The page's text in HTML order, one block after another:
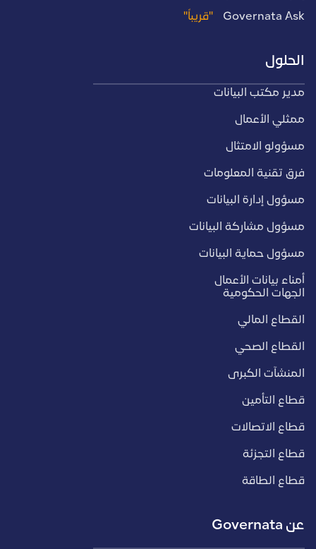
Governata Ask "قريباً"
الحلول
مدير مكتب البيانات
ممثلي الأعمال
مسؤولو الامتثال
فرق تقنية المعلومات
مسؤول إدارة البيانات
مسؤول مشاركة البيانات
مسؤول حماية البيانات
أمناء بيانات الأعمال
الجهات الحكومية
القطاع المالي
القطاع الصحي
المنشآت الكبرى
قطاع التأمين
قطاع الاتصالات
قطاع التجزئة
قطاع الطاقة
عن Governata